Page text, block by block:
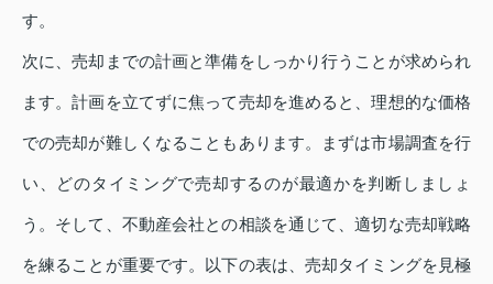
す。
次に、売却までの計画と準備をしっかり行うことが求められ
ます。計画を立てずに焦って売却を進めると、理想的な価格
での売却が難しくなることもあります。まずは市場調査を行
い、どのタイミングで売却するのが最適かを判断しましょ
う。そして、不動産会社との相談を通じて、適切な売却戦略
を練ることが重要です。以下の表は、売却タイミングを見極